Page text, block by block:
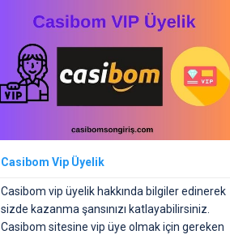
Casibom Vip Üyelik
Casibom vip üyelik hakkında bilgiler edinerek
sizde kazanma şansınızı katlayabilirsiniz.
Casibom sitesine vip üye olmak için gereken